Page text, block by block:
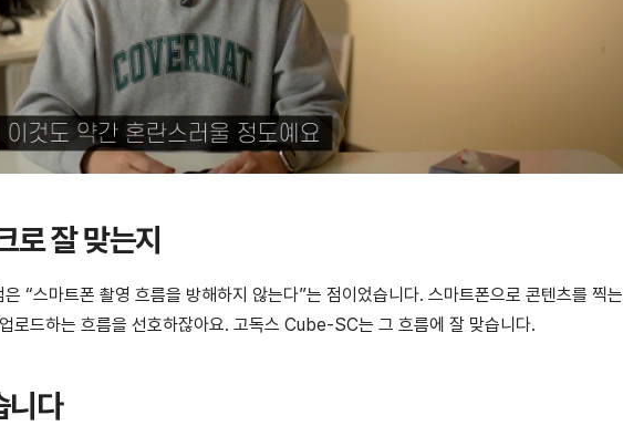
로 잘 맞는지
“스마트폰 촬영 흐름을 방해하지 않는다”는 점이었습니다. 스마트폰으로 콘텐츠를 찍는
로드하는 흐름을 선호하잖아요. 고독스 Cube-SC는 그 흐름에 잘 맞습니다.
니다